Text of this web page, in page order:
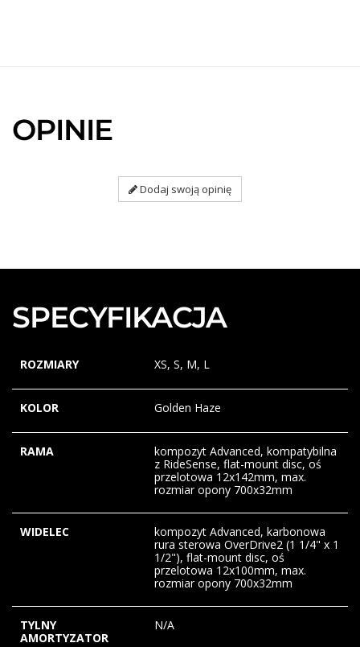
OPINIE
Dodaj swoją opinię
SPECYFIKACJA
ROZMIARY XS, S, M, L
KOLOR Golden Haze
RAMA
kompozyt Advanced, kompatybilna
z RideSense, flat-mount disc, oś
przelotowa 12x142mm, max.
rozmiar opony 700x32mm
WIDELEC
kompozyt Advanced, karbonowa
rura sterowa OverDrive2 (1 1/4" x 1
1/2"), flat-mount disc, oś
przelotowa 12x100mm, max.
rozmiar opony 700x32mm
TYLNY
AMORTYZATOR
N/A